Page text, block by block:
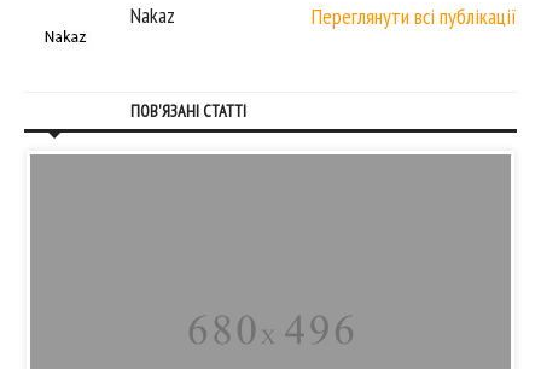
Nakaz Переглянути всі публікації
ПОВ'ЯЗАНІ СТАТТІ